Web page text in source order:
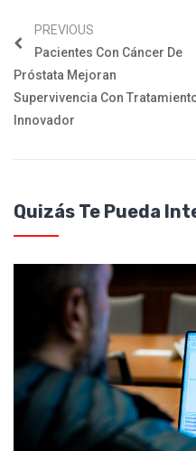
PREVIOUS
Pacientes Con Cáncer De
Próstata Mejoran
Supervivencia Con
Innovador
Quizás Te Pueda